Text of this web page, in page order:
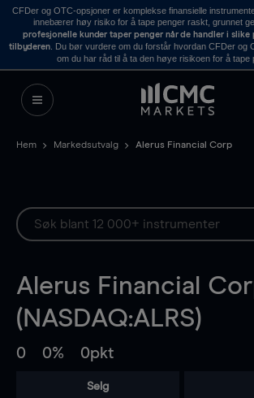
CFDer og OTC-opsjoner er komplekse finansielle
innebærer høy risiko for å tape penger raskt, grunnet
profesjonelle kunder taper penger når de handler i slike
tilbyderen . Du bør vurdere om du forstår hvordan CFDer og
om du har råd til å ta den høye risikoen for å tape
Hem Markedsutvalg Alerus Financial Corp
Alerus Financial
(NASDAQ:ALRS)
0 0% 0pkt
Selg